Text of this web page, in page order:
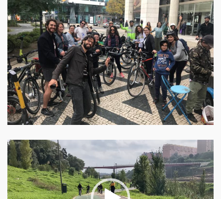
Video
Player